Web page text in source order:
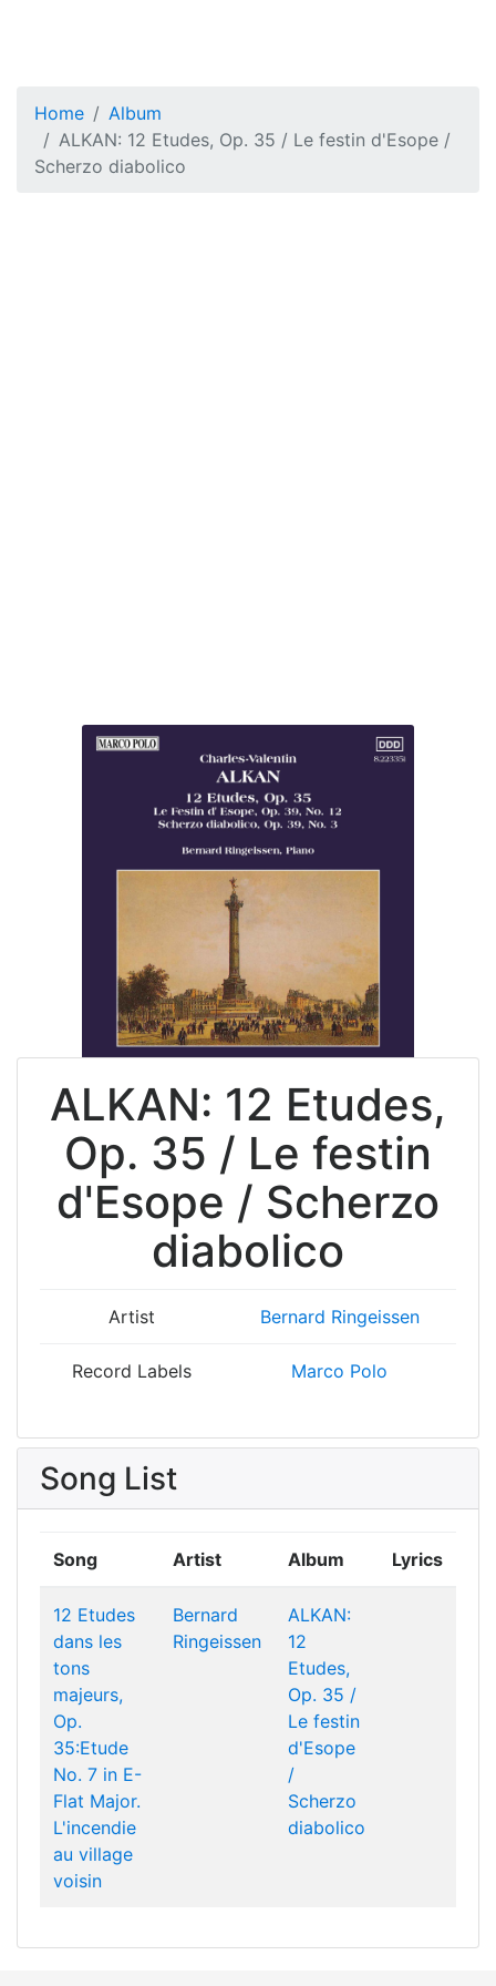
Home
Album
ALKAN: 12 Etudes, Op. 35 / Le festin d'Esope /
Scherzo diabolico
ALKAN: 12 Etudes,
Op. 35 / Le festin
d'Esope / Scherzo
diabolico
Artist Bernard Ringeissen
Record Labels Marco Polo
Song List
Song Artist Album Lyrics
12 Etudes
dans les
tons
majeurs,
Op.
35:Etude
No. 7 in E-
Flat Major.
L'incendie
au village
voisin
Bernard
Ringeissen
ALKAN:
12
Etudes,
Op. 35 /
Le festin
d'Esope
/
Scherzo
diabolico